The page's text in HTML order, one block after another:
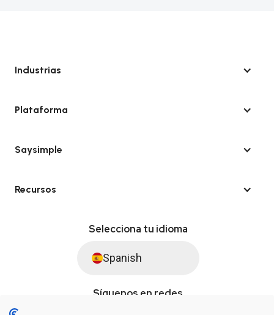
Industrias
Plataforma
Saysimple
Recursos
Selecciona tu idioma
Spanish
Síguenos en redes